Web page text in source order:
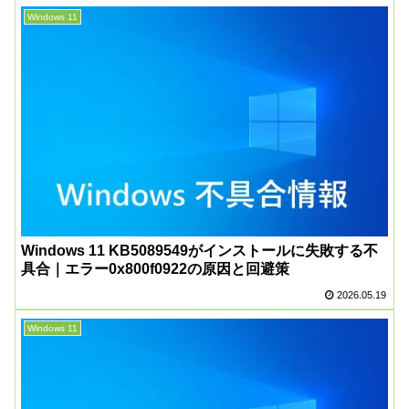
Windows 11
Windows 11 KB5089549がインストールに失敗する不
具合｜エラー0x800f0922の原因と回避策
2026.05.19
Windows 11